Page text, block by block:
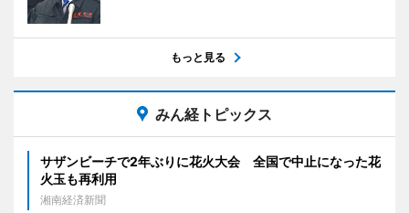
もっと見る
みん経トピックス
サザンビーチで2年ぶりに花火大会 全国で中止になった花
火玉も再利用
湘南経済新聞